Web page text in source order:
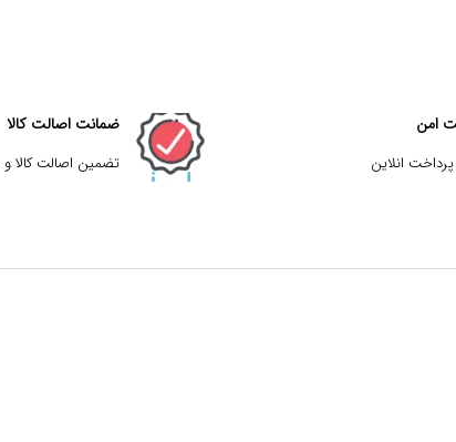
امن
انلاین
ضمانت اصالت کالا
تضمین اصالت کالا